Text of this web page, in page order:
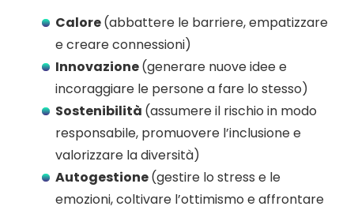
Calore(abbattere le barriere, empatizzare
e creare connessioni)
Innovazione(generare nuove idee e
incoraggiare le persone a fare lo stesso)
Sostenibilità (assumere il rischio in modo
responsabile, promuovere l’inclusione e
valorizzare la diversità)
Autogestione(gestire lo stress e le
emozioni, coltivare l’ottimismo e affrontare